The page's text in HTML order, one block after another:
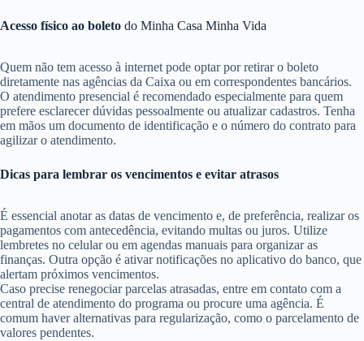
Acesso físico ao boleto do Minha Casa Minha Vida
Quem não tem acesso à internet pode optar por retirar o boleto
diretamente nas agências da Caixa ou em correspondentes bancários.
O atendimento presencial é recomendado especialmente para quem
prefere esclarecer dúvidas pessoalmente ou atualizar cadastros. Tenha
em mãos um documento de identificação e o número do contrato para
agilizar o atendimento.
Dicas para lembrar os vencimentos e evitar atrasos
É essencial anotar as datas de vencimento e, de preferência, realizar os
pagamentos com antecedência, evitando multas ou juros. Utilize
lembretes no celular ou em agendas manuais para organizar as
finanças. Outra opção é ativar notificações no aplicativo do banco, que
alertam próximos vencimentos.
Caso precise renegociar parcelas atrasadas, entre em contato com a
central de atendimento do programa ou procure uma agência. É
comum haver alternativas para regularização, como o parcelamento de
valores pendentes.